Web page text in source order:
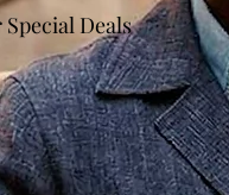
Deals